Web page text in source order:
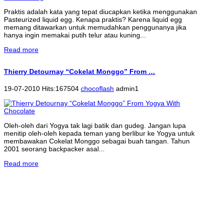
Praktis adalah kata yang tepat diucapkan ketika menggunakan
Pasteurized liquid egg. Kenapa praktis? Karena liquid egg
memang ditawarkan untuk memudahkan penggunanya jika
hanya ingin memakai putih telur atau kuning...
Read more
Thierry Detournay “Cokelat Monggo” From …
19-07-2010 Hits:167504 chocoflash admin1
Oleh-oleh dari Yogya tak lagi batik dan gudeg. Jangan lupa
menitip oleh-oleh kepada teman yang berlibur ke Yogya untuk
membawakan Cokelat Monggo sebagai buah tangan. Tahun
2001 seorang backpacker asal...
Read more